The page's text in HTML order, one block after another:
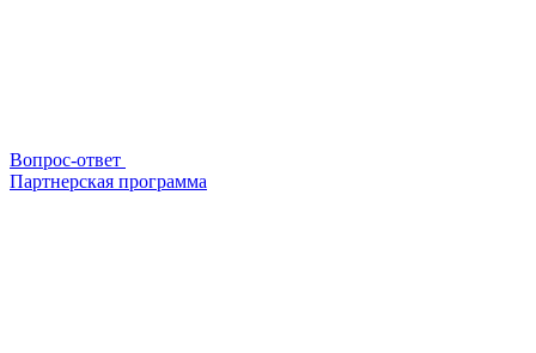
Вопрос-ответ
Партнерская программа